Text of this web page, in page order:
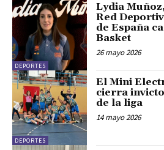
DEPORTES
Lydia
Red
de España
Basket
26 mayo 2026
DEPORTES
El Mini
cierra
de la liga
14 mayo 2026